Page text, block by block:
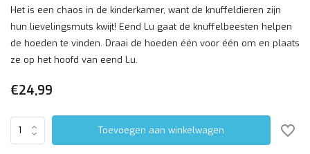
Het is een chaos in de kinderkamer, want de knuffeldieren zijn
hun lievelingsmuts kwijt! Eend Lu gaat de knuffelbeesten helpen
de hoeden te vinden. Draai de hoeden één voor één om en plaats
ze op het hoofd van eend Lu.
€24,99
Toevoegen aan winkelwagen